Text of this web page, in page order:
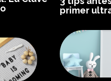
primer